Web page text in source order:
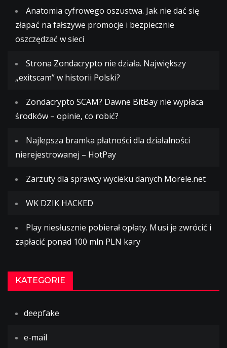
Anatomia cyfrowego oszustwa. Jak nie dać się
złapać na fałszywe promocje i bezpiecznie
oszczędzać w sieci
Strona Zondacrypto nie działa. Największy
„exitscam” w historii Polski?
Zondacrypto SCAM? Dawne BitBay nie wypłaca
środków – opinie, co robić?
Najlepsza bramka płatności dla działalności
nierejestrowanej – HotPay
Zarzuty dla sprawcy wycieku danych Morele.net
WK DZIK HACKED
Play niesłusznie pobierał opłaty. Musi je zwrócić i
zapłacić ponad 100 mln PLN kary
KATEGORIE
deepfake
e-mail